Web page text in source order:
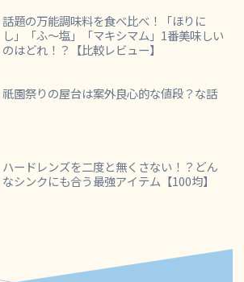
話題の万能調味料を食べ比べ！「ほりに
し」「ふ～塩」「マキシマム」1番美味しい
のはどれ！？【比較レビュー】
祇園祭りの屋台は案外良心的な値段？な話
ハードレンズを二度と無くさない！？どん
なシンクにも合う最強アイテム【100均】